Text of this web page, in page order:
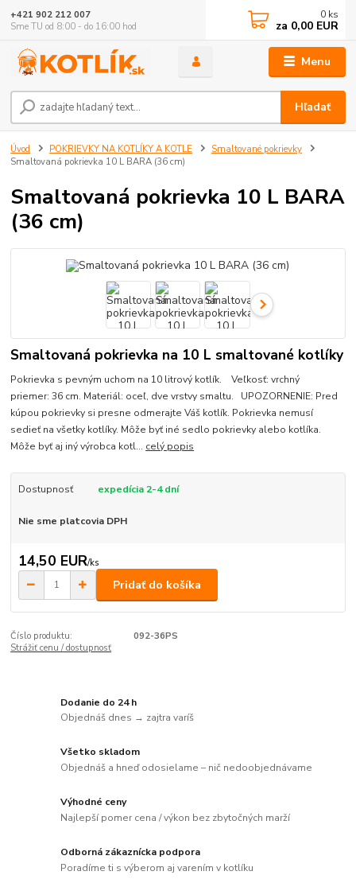
Menu
Hľadať
+421 902 212 007
Sme TU od 8:00 - do 16:00 hod
0 ks
za 0,00 EUR
Úvod POKRIEVKY NA KOTLÍKY A KOTLE
Smaltované pokrievky
Smaltovaná pokrievka 10 L BARA (36 cm)
Smaltovaná pokrievka 10 L BARA
(36 cm)
Smaltovaná pokrievka na 10 L smaltované kotlíky
Pokrievka s pevným uchom na 10 litrový kotlík. Veľkosť: vrchný
priemer: 36 cm. Materiál: oceľ, dve vrstvy smaltu. UPOZORNENIE: Pred
kúpou pokrievky si presne odmerajte Váš kotlík. Pokrievka nemusí
sedieť na všetky kotlíky. Môže byť iné sedlo pokrievky alebo kotlíka.
Môže byť aj iný výrobca kotl... celý popis
Dostupnosť expedícia 2-4 dní
Nie sme platcovia DPH
14,50 EUR/ks
Pridať do košíka
Číslo produktu:
092-36PS
Strážiť cenu / dostupnosť
Dodanie do 24 h
Objednáš dnes → zajtra varíš
Všetko skladom
Objednáš a hneď odosielame – nič nedoobjednávame
Výhodné ceny
Najlepší pomer cena / výkon bez zbytočných marží
Odborná zákaznícka podpora
Poradíme ti s výberom aj varením v kotlíku